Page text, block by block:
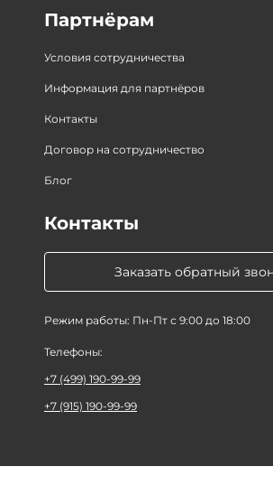
Партнёрам
Условия сотрудничества
Информация для партнёров
Контакты
Договор на сотрудничество
Блог
Заказать обратный
Режим работы: Пн-Пт с 9:00 до 18:00
Контакты
Телефоны:
+7 (499) 190-99-99
+7 (915) 190-99-99